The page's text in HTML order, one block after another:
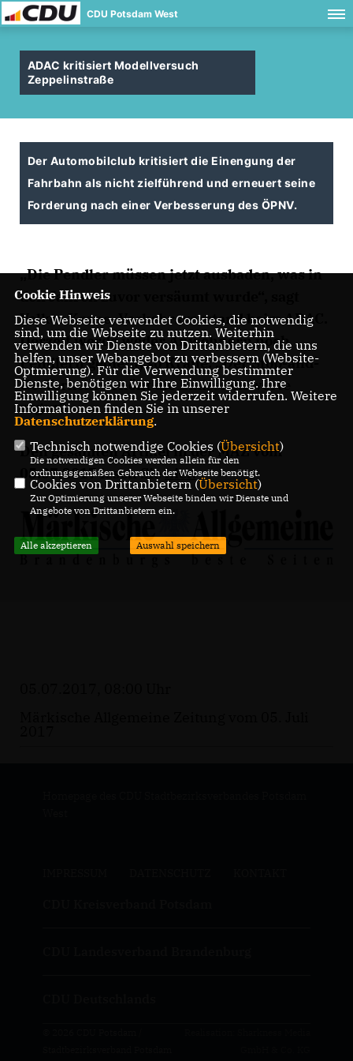
CDU Potsdam West
ADAC kritisiert Modellversuch
Zeppelinstraße
Der Automobilclub kritisiert die Einengung der
Fahrbahn als nicht zielführend und erneuert seine
Forderung nach einer Verbesserung des ÖPNV.
Die Pendler müssen jetzt ausbaden, was in
den Jahren zuvor versäumt wurde“, sagt
Volker Krane, Verkehrsvorstand beim ADAC.
Derzeit werde weder Anwohnern noch
Pendlern gedient, so Krane. „Der Stop-and-
Go-Verkehr erhöht die Emissionswerte
sogar.“
Den gesamten Artikel in der MAZ vom
05.07.2017 lesen Siehier.
Cookie Hinweis
Diese Webseite verwendet Cookies, die notwendig
sind, um die Webseite zu nutzen. Weiterhin
verwenden wir Dienste von Drittanbietern, die uns
helfen, unser Webangebot zu verbessern (Website-
Optmierung). Für die Verwendung bestimmter
Dienste, benötigen wir Ihre Einwilligung. Ihre
Einwilligung können Sie jederzeit widerrufen. Weitere
Informationen finden Sie in unserer
Datenschutzerklärung.
Technisch notwendige Cookies (Übersicht)
Die notwendigen Cookies werden allein für den
ordnungsgemäßen Gebrauch der Webseite benötigt.
Cookies von Drittanbietern (Übersicht)
Zur Optimierung unserer Webseite binden wir Dienste und
Angebote von Drittanbietern ein.
Alle akzeptieren Auswahl speichern